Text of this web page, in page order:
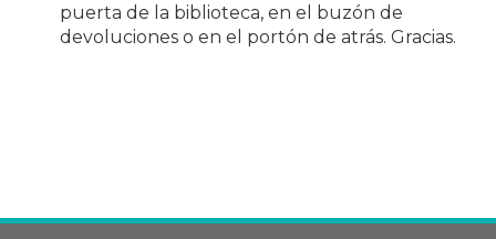
puerta de la biblioteca, en el buzón de
devoluciones o en el portón de atrás. Gracias.